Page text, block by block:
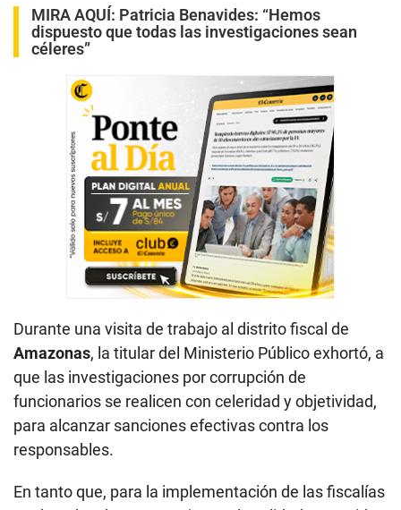
MIRA AQUÍ: Patricia Benavides: “Hemos
dispuesto que todas las investigaciones sean
céleres”
Durante una visita de trabajo al distrito fiscal de
Amazonas, la titular del Ministerio Público exhortó, a
que las investigaciones por corrupción de
funcionarios se realicen con celeridad y objetividad,
para alcanzar sanciones efectivas contra los
responsables.
En tanto que, para la implementación de las fiscalías